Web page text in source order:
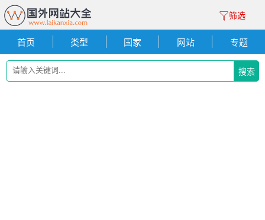
筛选
首页 类型 国家 网站 专题
搜索